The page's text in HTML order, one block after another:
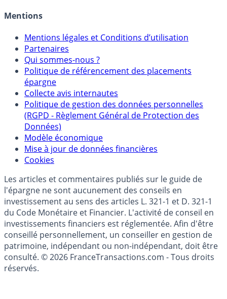
Mentions
Mentions légales et Conditions d’utilisation
Partenaires
Qui sommes-nous ?
Politique de référencement des placements
épargne
Collecte avis internautes
Politique de gestion des données personnelles
(RGPD - Règlement Général de Protection des
Données)
Modèle économique
Mise à jour de données financières
Cookies
Les articles et commentaires publiés sur le guide de
l'épargne ne sont aucunement des conseils en
investissement au sens des articles L. 321-1 et D. 321-1
du Code Monétaire et Financier. L'activité de conseil en
investissements financiers est réglementée. Afin d'être
conseillé personnellement, un conseiller en gestion de
patrimoine, indépendant ou non-indépendant, doit être
consulté. © 2026 FranceTransactions.com - Tous droits
réservés.